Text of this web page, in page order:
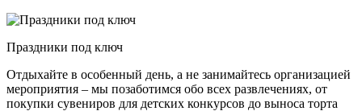
Праздники под ключ
Отдыхайте в особенный день, а не занимайтесь организацией
мероприятия – мы позаботимся обо всех развлечениях, от
покупки сувениров для детских конкурсов до выноса торта